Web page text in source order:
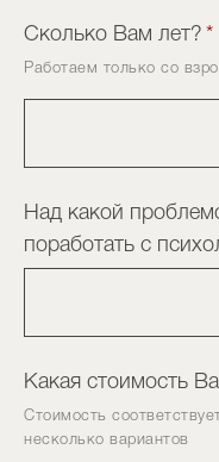
Сколько Вам лет? *
Работаем только со
Над какой
поработать с
Какая стоимость
Стоимость
несколько вариантов